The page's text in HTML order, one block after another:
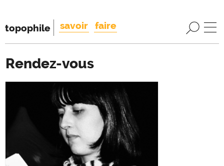
topophile savoir faire
Rendez-vous